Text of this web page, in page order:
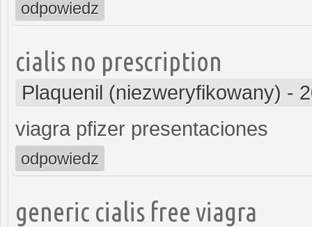
odpowiedz
cialis no prescription
Plaquenil (niezweryfikowany) -
viagra pfizer presentaciones
odpowiedz
generic cialis free viagra